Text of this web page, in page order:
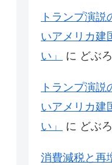
トランプ演
いアメリカ建
い」
に どぶ
トランプ演
いアメリカ建
い」
に どぶ
消費減税と再